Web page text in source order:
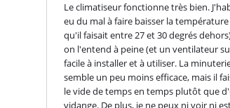
Le climatiseur fonctionne très bien.
eu du mal à faire baisser la
qu'il faisait entre 27 et 30 degrés
on l'entend à peine (et un ventilateur
facile à installer et à utiliser. La
semble un peu moins efficace, mais il
le vide de temps en temps plutôt que